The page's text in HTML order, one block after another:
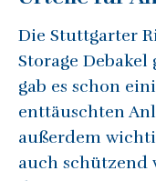
Die Stuttgarter
Storage Debakel
gab es schon
enttäuschten
außerdem
auch schützend